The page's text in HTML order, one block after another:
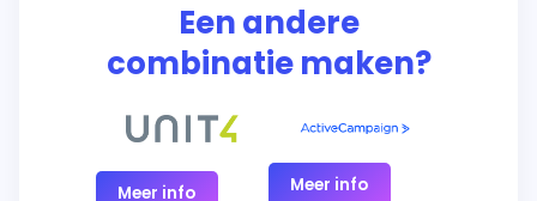
Een andere
combinatie maken?
Meer info Meer info